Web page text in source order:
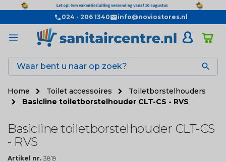
024 - 206 1340 info@noviostores.nl

Home Toilet accessoires
Toiletborstelhouders
Basicline toiletborstelhouder CLT-CS - RVS
Basicline toiletborstelhouder CLT-CS
- RVS
Artikel nr. 3819